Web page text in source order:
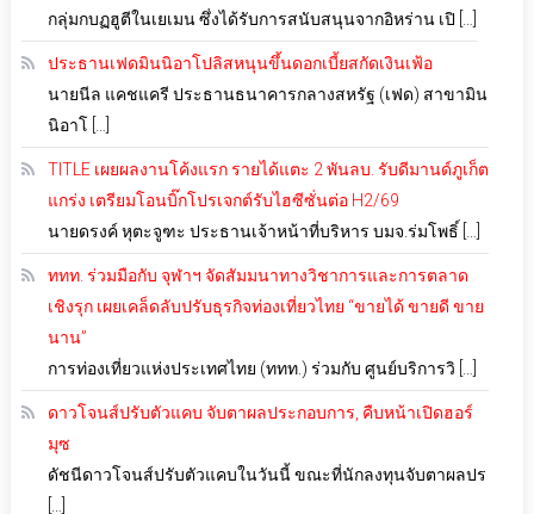
กลุ่มกบฏฮูตีในเยเมน ซึ่งได้รับการสนับสนุนจากอิหร่าน เปิ […]
ประธานเฟดมินนิอาโปลิสหนุนขึ้นดอกเบี้ยสกัดเงินเฟ้อ
นายนีล แคชแครี ประธานธนาคารกลางสหรัฐ (เฟด) สาขามิน
นิอาโ […]
TITLE เผยผลงานโค้งแรก รายได้แตะ 2 พันลบ. รับดีมานด์ภูเก็ต
แกร่ง เตรียมโอนบิ๊กโปรเจกต์รับไฮซีซั่นต่อ H2/69
นายดรงค์ หุตะจูฑะ ประธานเจ้าหน้าที่บริหาร บมจ.ร่มโพธิ์ […]
ททท. ร่วมมือกับ จุฬาฯ จัดสัมมนาทางวิชาการและการตลาด
เชิงรุก เผยเคล็ดลับปรับธุรกิจท่องเที่ยวไทย “ขายได้ ขายดี ขาย
นาน”
การท่องเที่ยวแห่งประเทศไทย (ททท.) ร่วมกับ ศูนย์บริการวิ […]
ดาวโจนส์ปรับตัวแคบ จับตาผลประกอบการ, คืบหน้าเปิดฮอร์
มุซ
ดัชนีดาวโจนส์ปรับตัวแคบในวันนี้ ขณะที่นักลงทุนจับตาผลปร